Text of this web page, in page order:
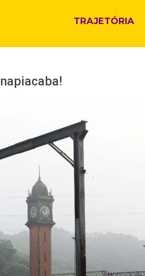
TRAJETÓRIA